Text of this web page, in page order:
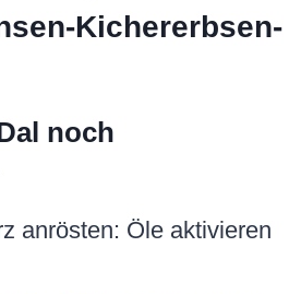
Kichererbsen-
noch
anrösten: Öle aktivieren